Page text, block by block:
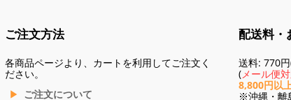
ご注文方法
各商品ページより、カートを利用してご注文く
ださい。
ご注文について
配送料・
送料: 770
(メール便
8,800円以
※沖縄・離